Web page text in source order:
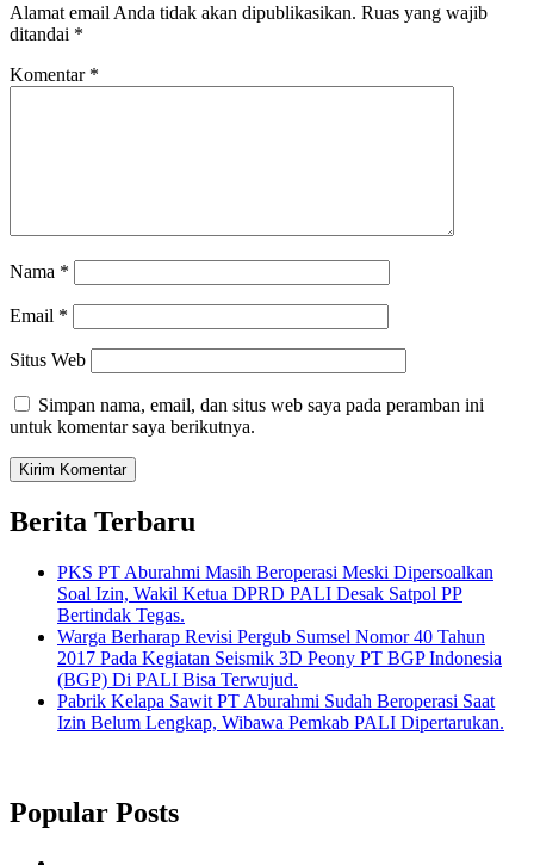
Alamat email Anda tidak akan dipublikasikan. Ruas yang wajib
ditandai *
Komentar *
Nama *
Email *
Situs Web
Simpan nama, email, dan situs web saya pada peramban ini
untuk komentar saya berikutnya.
Berita Terbaru
PKS PT Aburahmi Masih Beroperasi Meski Dipersoalkan
Soal Izin, Wakil Ketua DPRD PALI Desak Satpol PP
Bertindak Tegas.
Warga Berharap Revisi Pergub Sumsel Nomor 40 Tahun
2017 Pada Kegiatan Seismik 3D Peony PT BGP Indonesia
(BGP) Di PALI Bisa Terwujud.
Pabrik Kelapa Sawit PT Aburahmi Sudah Beroperasi Saat
Izin Belum Lengkap, Wibawa Pemkab PALI Dipertarukan.
Popular Posts